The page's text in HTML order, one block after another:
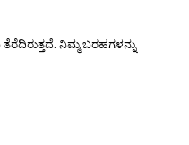
ನಿಮ್ಮ ಬರಹಗಳನ್ನು